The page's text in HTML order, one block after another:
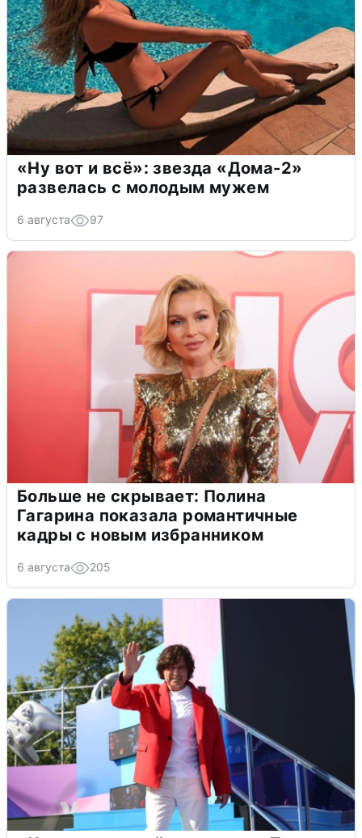
«Ну вот и всё»: звезда «Дома-2»
развелась с молодым мужем
6 августа 97
Больше не скрывает: Полина
Гагарина показала романтичные
кадры с новым избранником
6 августа 205